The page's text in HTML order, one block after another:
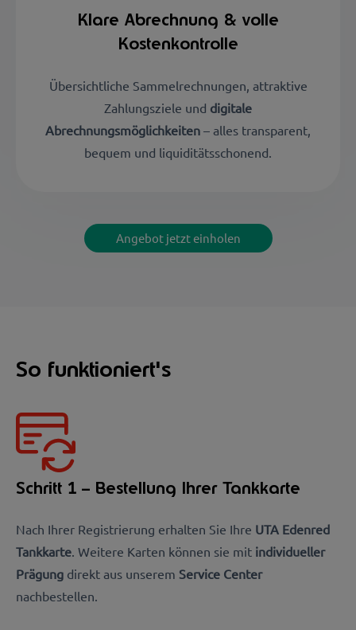
Klare Abrechnung & volle
Kostenkontrolle
Übersichtliche Sammelrechnungen, attraktive
Zahlungsziele und digitale
Abrechnungsmöglichkeiten – alles transparent,
bequem und liquiditätsschonend.
Angebot jetzt einholen
So funktioniert's
Schritt 1 – Bestellung Ihrer Tankkarte
Nach Ihrer Registrierung erhalten Sie Ihre UTA Edenred
Tankkarte. Weitere Karten können sie mit individueller
Prägung direkt aus unserem Service Center
nachbestellen.